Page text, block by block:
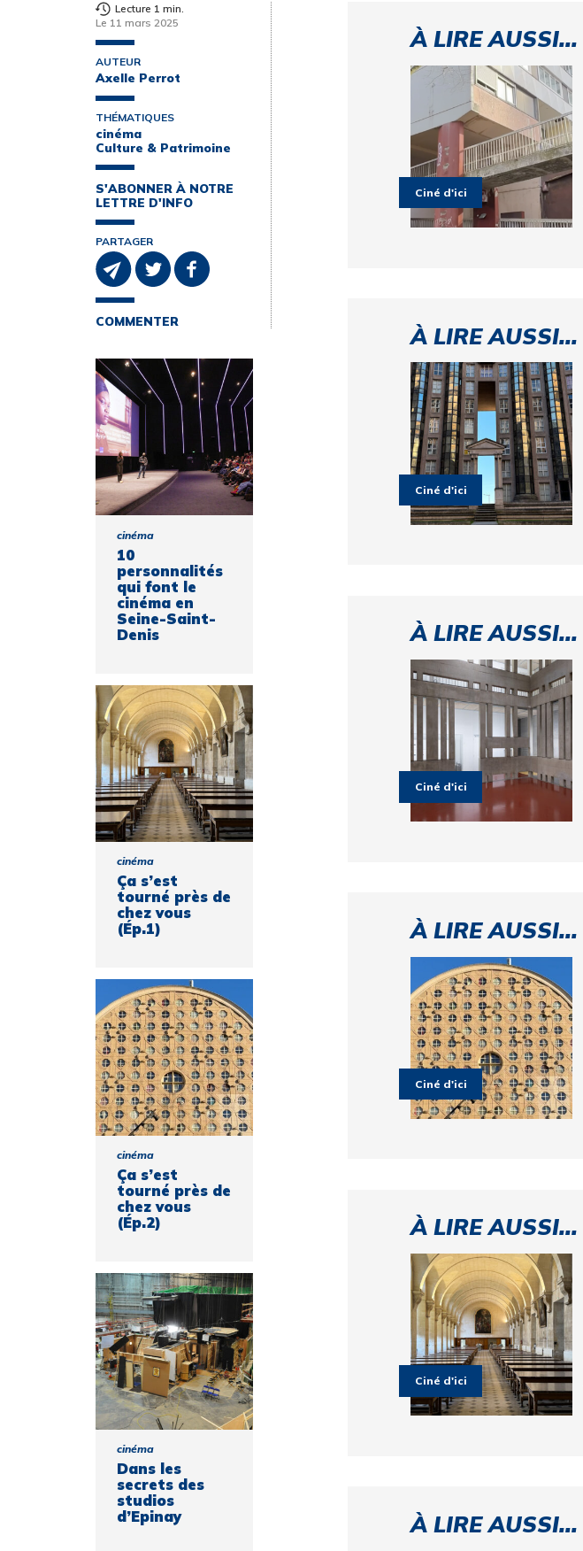
Lecture 1 min.
Le 11 mars 2025
AUTEUR
Axelle Perrot
THÉMATIQUES
cinéma
Culture & Patrimoine
S'ABONNER À NOTRE
LETTRE D'INFO
PARTAGER
COMMENTER
cinéma
10
personnalités
qui font le
cinéma en
Seine-Saint-
Denis
cinéma
Ça s’est
tourné près de
chez vous
(Ép.1)
cinéma
Ça s’est
tourné près de
chez vous
(Ép.2)
cinéma
Dans les
secrets des
studios
d’Epinay
À LIRE AUSSI...
Ciné d'ici
À LIRE AUSSI...
Ciné d'ici
À LIRE AUSSI...
Ciné d'ici
À LIRE AUSSI...
Ciné d'ici
À LIRE AUSSI...
Ciné d'ici
À LIRE AUSSI...